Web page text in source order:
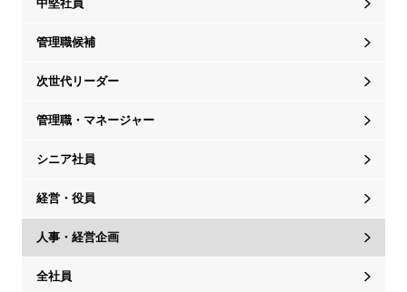
中堅社員
管理職候補
次世代リーダー
管理職・マネージャー
シニア社員
経営・役員
人事・経営企画
全社員